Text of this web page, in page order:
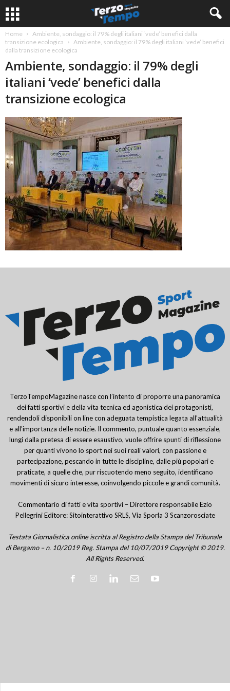
Home
Ambiente, sondaggio: il 79% degli italiani ‘vede’ benefici dalla
transizione ecologica
Ambiente, sondaggio: il 79% degli italiani ‘vede’ benefici
dalla transizione ecologica
Ambiente, sondaggio: il 79% degli
italiani ‘vede’ benefici dalla
transizione ecologica
TerzoTempoMagazine nasce con l’intento di proporre una panoramica
dei fatti sportivi e della vita tecnica ed agonistica dei protagonisti,
rendendoli disponibili on line con adeguata tempistica legata all’attualità
e all’importanza delle notizie. Il commento, puntuale quanto essenziale,
lungi dalla pretesa di essere esaustivo, vuole offrire spunti di riflessione
per quanti vivono lo sport nei suoi reali valori, con passione e
partecipazione, pescando in tutte le discipline, dalle più popolari e
praticate, a quelle che, pur riscuotendo meno seguito, identificano
movimenti di sicuro interesse, coinvolgendo piccole e grandi comunità.
Commentario di fatti e vita sportivi – Direttore responsabile Ezio
Pellegrini Editore: Sitointerattivo SRLS, Via Sporla 3 Scanzorosciate
Testata Giornalistica online iscritta al Registro della Stampa del Tribunale
di Bergamo – n. 10/2019 Reg. Stampa del 10/07/2019 Copyright © 2019.
All Rights Reserved.